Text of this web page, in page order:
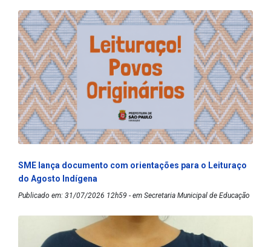
SME lança documento com orientações para o Leituraço
do Agosto Indígena
Publicado em: 31/07/2026 12h59 - em Secretaria Municipal de Educação